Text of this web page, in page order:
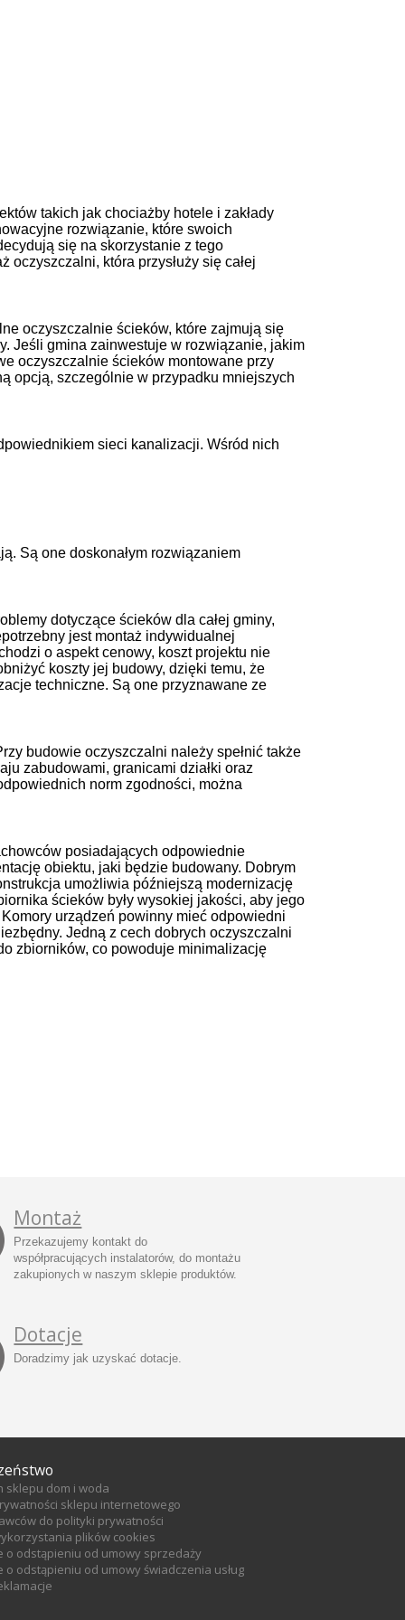
takich jak chociażby hotele i zakłady
rozwiązanie, które swoich
się na skorzystanie z tego
oczyszczalni, która przysłuży się całej
oczyszczalnie ścieków, które zajmują się
Jeśli gmina zainwestuje w rozwiązanie, jakim
oczyszczalnie ścieków montowane przy
opcją, szczególnie w przypadku mniejszych
sieci kanalizacji. Wśród nich
Są one doskonałym rozwiązaniem
dotyczące ścieków dla całej gminy,
jest montaż indywidualnej
o aspekt cenowy, koszt projektu nie
koszty jej budowy, dzięki temu, że
techniczne. Są one przyznawane ze
budowie oczyszczalni należy spełnić także
zabudowami, granicami działki oraz
norm zgodności, można
posiadających odpowiednie
obiektu, jaki będzie budowany. Dobrym
umożliwia późniejszą modernizację
ścieków były wysokiej jakości, aby jego
urządzeń powinny mieć odpowiedni
Jedną z cech dobrych oczyszczalni
zbiorników, co powoduje minimalizację
Montaż
Przekazujemy kontakt do
współpracujących instalatorów, do montażu
zakupionych w naszym sklepie produktów.
Dotacje
Doradzimy jak uzyskać dotacje.
sklepu dom i woda
sklepu internetowego
do polityki prywatności
plików cookies
o odstąpieniu od umowy sprzedaży
o odstąpieniu od umowy świadczenia usług